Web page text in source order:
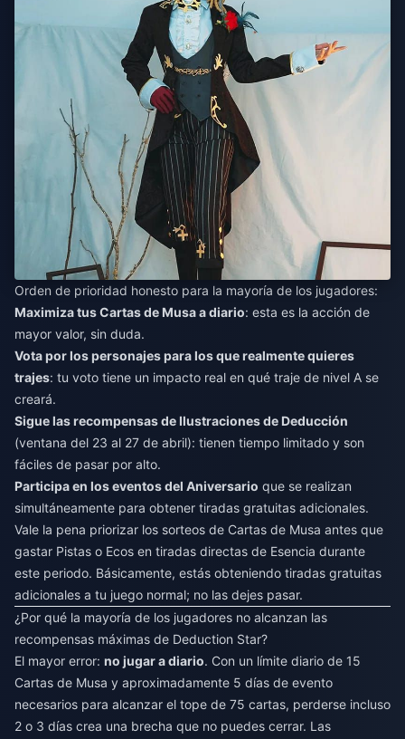
Orden de prioridad honesto para la mayoría de los jugadores:
Maximiza tus Cartas de Musa a diario: esta es la acción de
mayor valor, sin duda.
Vota por los personajes para los que realmente quieres
trajes: tu voto tiene un impacto real en qué traje de nivel A se
creará.
Sigue las recompensas de Ilustraciones de Deducción
(ventana del 23 al 27 de abril): tienen tiempo limitado y son
fáciles de pasar por alto.
Participa en los eventos del Aniversario que se realizan
simultáneamente para obtener tiradas gratuitas adicionales.
Vale la pena priorizar los sorteos de Cartas de Musa antes que
gastar Pistas o Ecos en tiradas directas de Esencia durante
este periodo. Básicamente, estás obteniendo tiradas gratuitas
adicionales a tu juego normal; no las dejes pasar.
¿Por qué la mayoría de los jugadores no alcanzan las
recompensas máximas de Deduction Star?
El mayor error: no jugar a diario. Con un límite diario de 15
Cartas de Musa y aproximadamente 5 días de evento
necesarios para alcanzar el tope de 75 cartas, perderse incluso
2 o 3 días crea una brecha que no puedes cerrar. Las